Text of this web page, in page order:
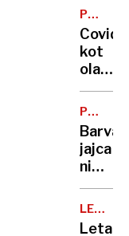
Vse,
kar
vedeti
o
ZLORAB
Covid
kot
pri
zlorab
otrok
KOTIČEK
Barva
jajca
ni
glede